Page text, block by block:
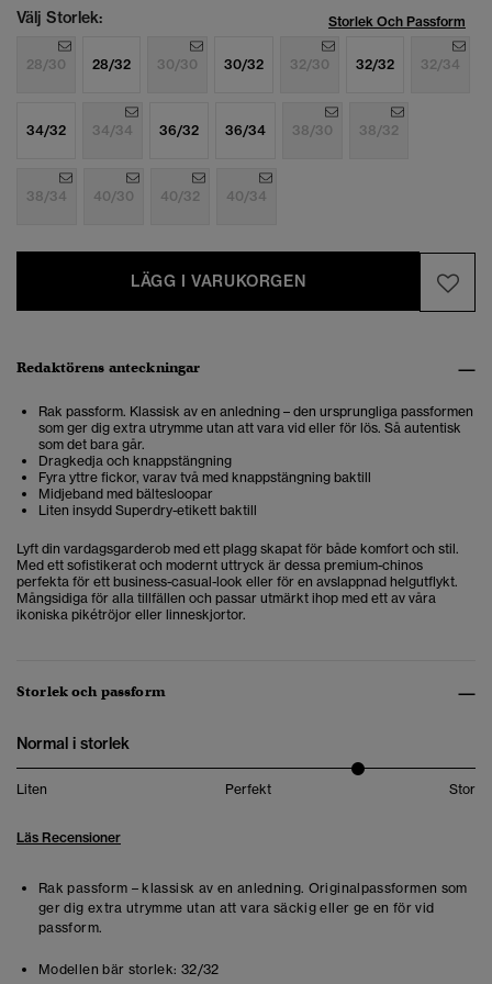
Välj Storlek: Storlek Och Passform
28/30 28/32 30/30 30/32 32/30 32/32 32/34
34/32 34/34 36/32 36/34 38/30 38/32
38/34 40/30 40/32 40/34
LÄGG I VARUKORGEN
Redaktörens anteckningar
Rak passform. Klassisk av en anledning – den ursprungliga passformen
som ger dig extra utrymme utan att vara vid eller för lös. Så autentisk
som det bara går.
Dragkedja och knappstängning
Fyra yttre fickor, varav två med knappstängning baktill
Midjeband med bältesloopar
Liten insydd Superdry-etikett baktill
Lyft din vardagsgarderob med ett plagg skapat för både komfort och stil.
Med ett sofistikerat och modernt uttryck är dessa premium-chinos
perfekta för ett business-casual-look eller för en avslappnad helgutflykt.
Mångsidiga för alla tillfällen och passar utmärkt ihop med ett av våra
ikoniska pikétröjor eller linneskjortor.
Storlek och passform
Normal i storlek
Liten Perfekt Stor
Läs Recensioner
Rak passform – klassisk av en anledning. Originalpassformen som
ger dig extra utrymme utan att vara säckig eller ge en för vid
passform.
Modellen bär storlek: 32/32